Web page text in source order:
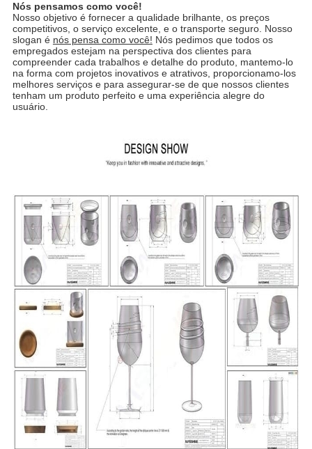
Nós pensamos como você!
Nosso objetivo é fornecer a qualidade brilhante, os preços
competitivos, o serviço excelente, e o transporte seguro. Nosso
slogan é nós pensa como você! Nós pedimos que todos os
empregados estejam na perspectiva dos clientes para
compreender cada trabalhos e detalhe do produto, mantemo-lo
na forma com projetos inovativos e atrativos, proporcionamo-los
melhores serviços e para assegurar-se de que nossos clientes
tenham um produto perfeito e uma experiência alegre do
usuário.